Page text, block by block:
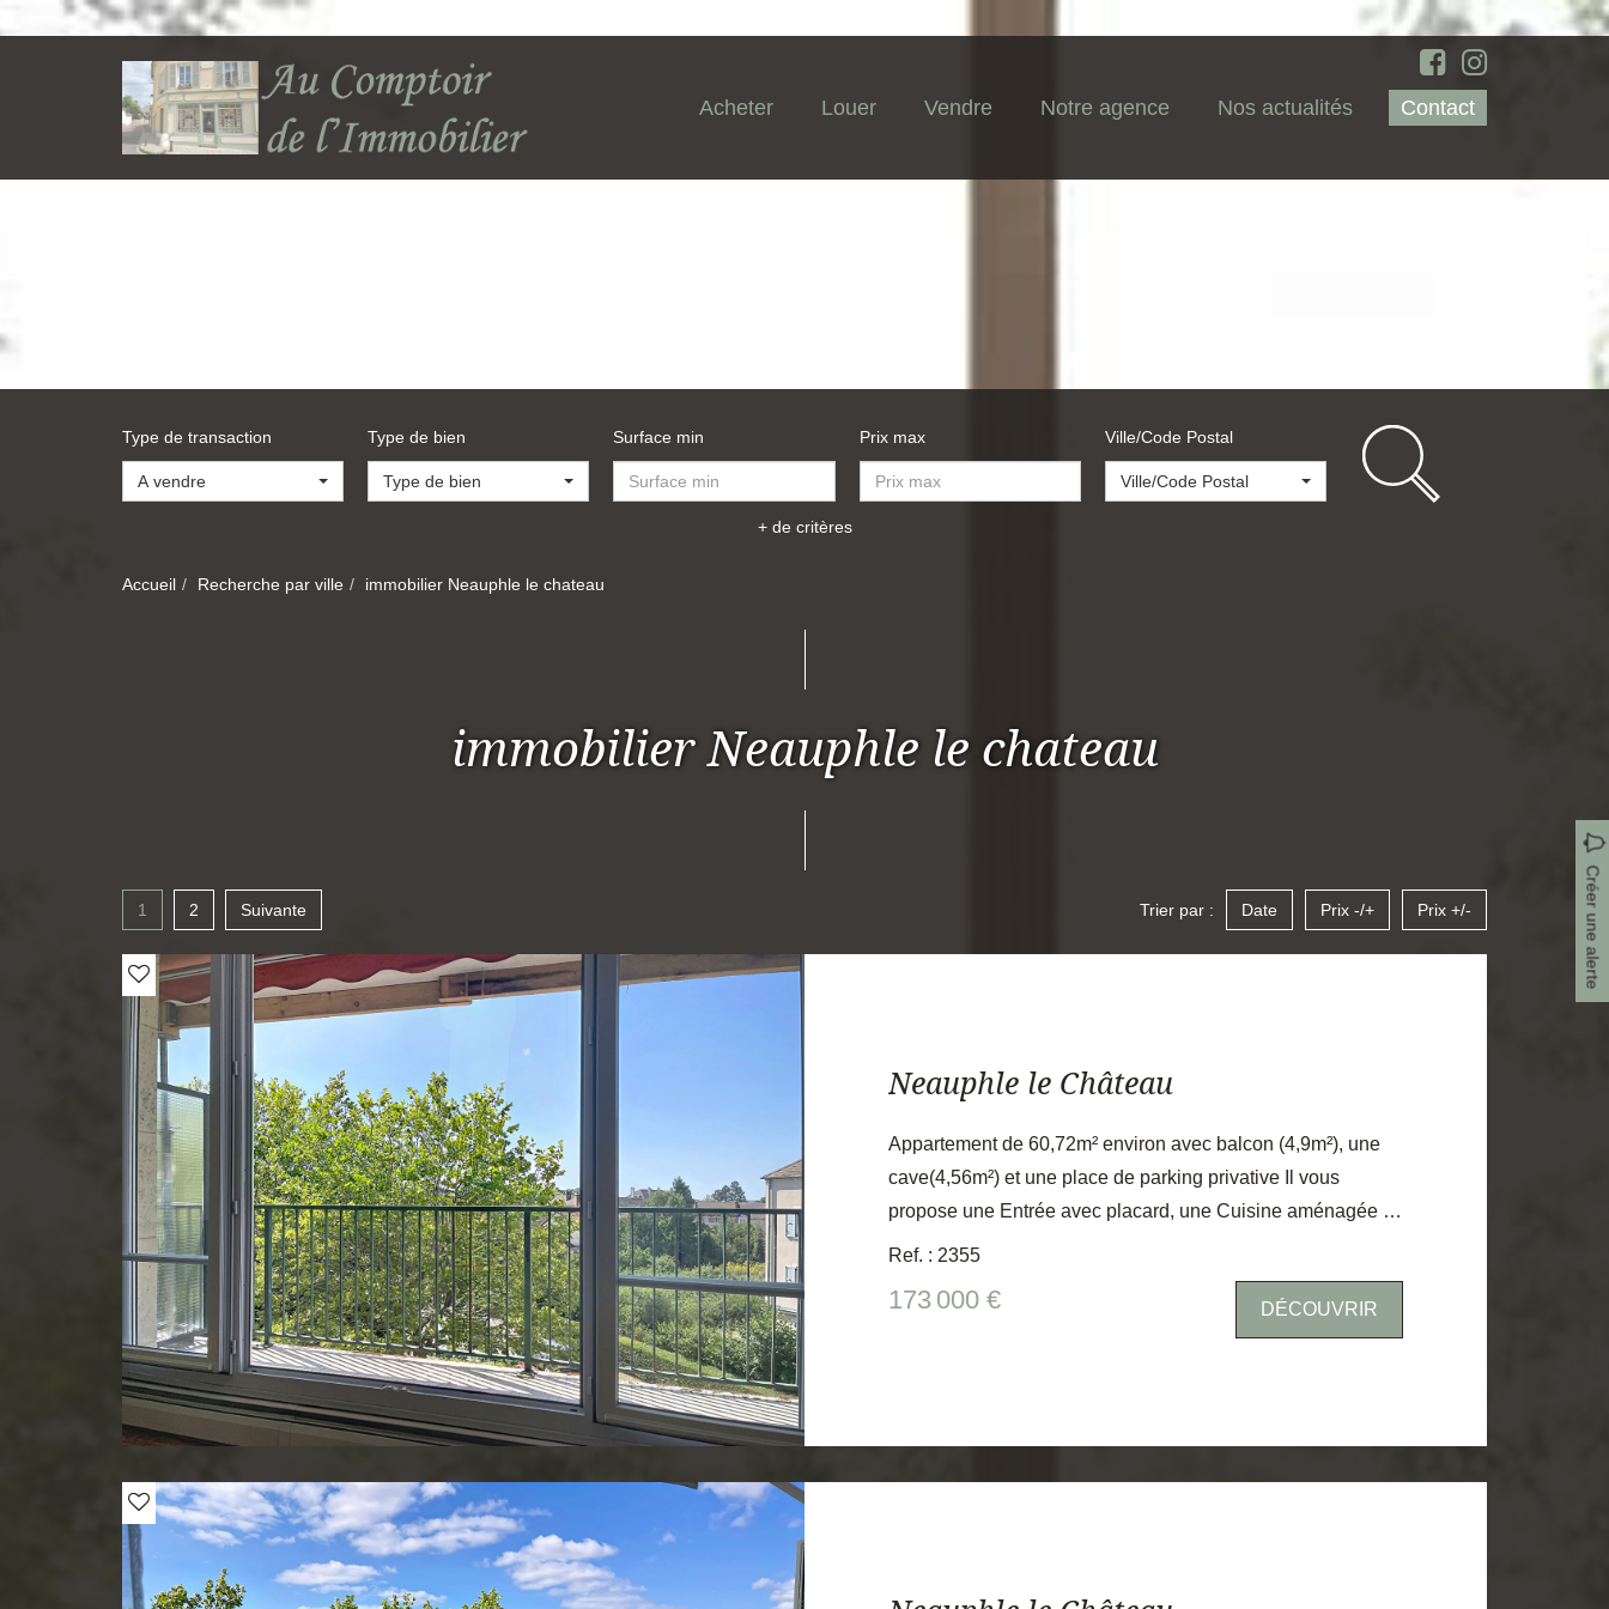
Acheter Louer Vendre Notre agence Nos actualités Contact
Type de transaction
A vendre
Type de bien
Type de bien
Surface min Prix max Ville/Code Postal
Ville/Code Postal
+ de critères
Accueil Recherche par ville immobilier Neauphle le chateau
immobilier Neauphle le chateau
Créer une alerte
1 2 Suivante Trier par : Date Prix -/+ Prix +/-
Neauphle le Château
Appartement de 60,72m² environ avec balcon (4,9m²), une
cave(4,56m²) et une place de parking privative Il vous
propose une Entrée avec placard, une Cuisine aménagée et
équipée, un Séjour donnant sur un balcon plein sud Sans
oublier un espace nuit avec un Couloir qui dessert 2
Chambres, un Dressing, une salle d'eau et des WC.
Idéalement situé au calme, au coeur d'une résidence
ses commerces, des écoles maternelles et primaires, ainsi
que des transports. Un appartement lumineux avec un
Ref. : 2355
173 000 € DÉCOUVRIR